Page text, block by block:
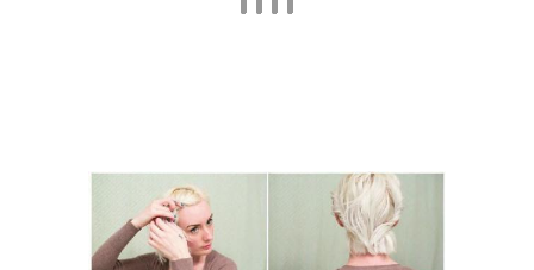
Пучок на короткие
волосы
Конский хвост